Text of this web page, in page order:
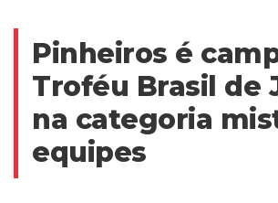
Pinheiros é
Troféu Brasil de
na categoria
equipes